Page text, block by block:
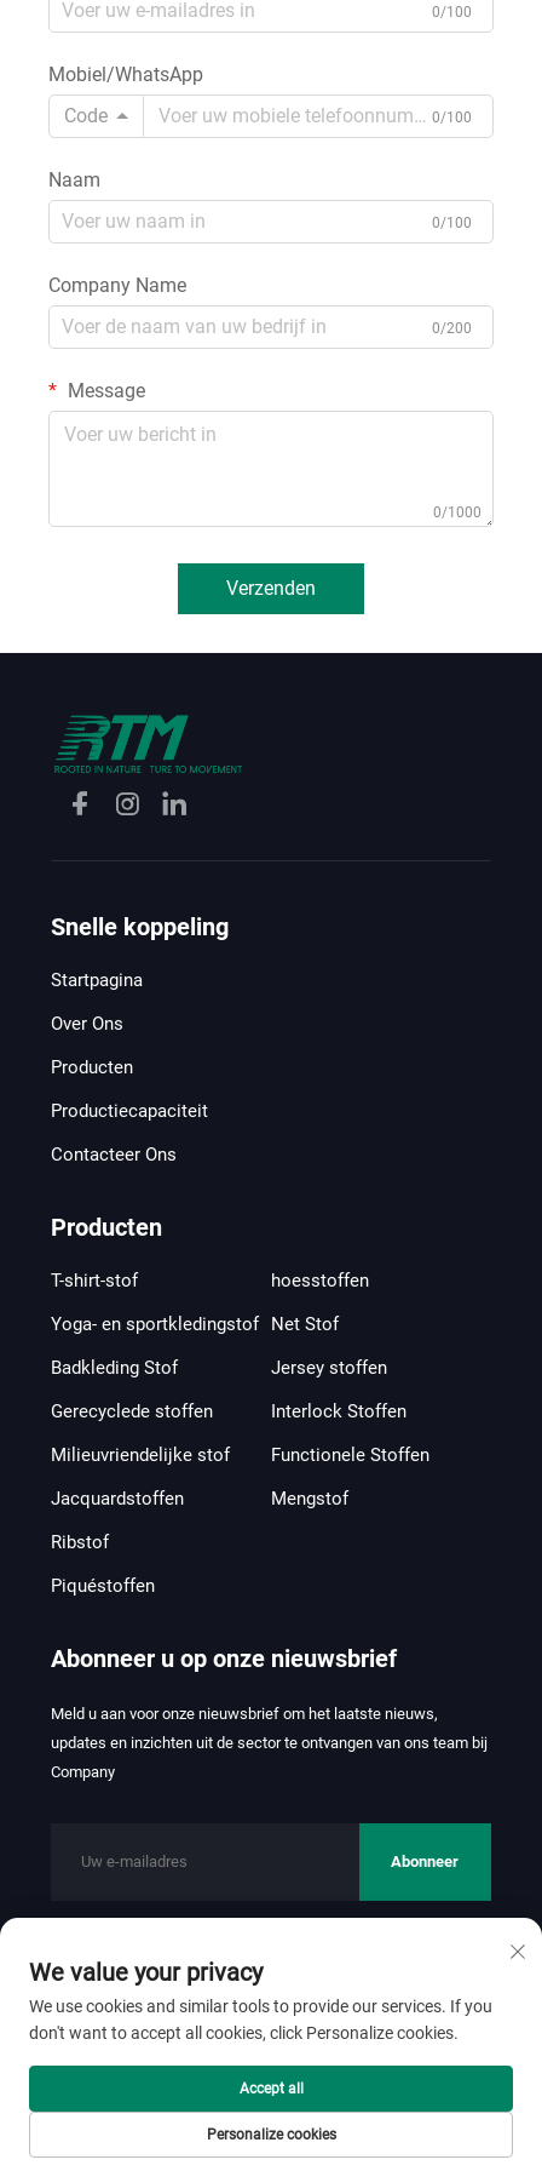
0/100
Mobiel/WhatsApp
Code
0/100
Naam
0/100
Company Name
0/200
Message
0/1000
Verzenden
Snelle koppeling
Startpagina
Over Ons
Producten
Productiecapaciteit
Contacteer Ons
Producten
T-shirt-stof
Yoga- en sportkledingstof
Badkleding Stof
Gerecyclede stoffen
hoesstoffen
Net Stof
Jersey stoffen
Interlock Stoffen
Milieuvriendelijke stof
Jacquardstoffen
Ribstof
Piquéstoffen
Functionele Stoffen
Mengstof
Abonneer u op onze nieuwsbrief
Meld u aan voor onze nieuwsbrief om het laatste nieuws,
updates en inzichten uit de sector te ontvangen van ons team bij
Company
Abonneer
Copyright © 2026 FOSHAN JINHUI TEXTILE CO.,LTD. Alle
rechten voorbehouden.
Privacybeleid
Startpagina Product Over CONTACT
We value your privacy
We use cookies and similar tools to provide our services. If you
don't want to accept all cookies, click Personalize cookies.
Personalize cookies
Accept all